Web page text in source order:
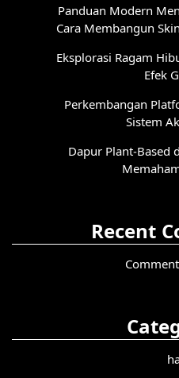
Panduan Modern
Cara Membangun
Eksplorasi Ragam
Efek
Perkembangan
Sistem
Dapur Plant-Based
Recent